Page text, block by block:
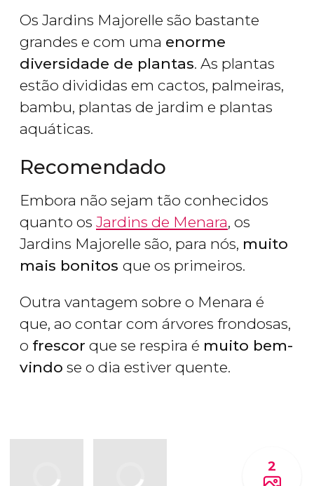
Os Jardins Majorelle são bastante
grandes e com uma enorme
diversidade de plantas. As plantas
estão divididas em cactos, palmeiras,
bambu, plantas de jardim e plantas
aquáticas.
Recomendado
Embora não sejam tão conhecidos
quanto os Jardins de Menara, os
Jardins Majorelle são, para nós, muito
mais bonitos que os primeiros.
Outra vantagem sobre o Menara é
que, ao contar com árvores frondosas,
o frescor que se respira é muito bem-
vindo se o dia estiver quente.
2